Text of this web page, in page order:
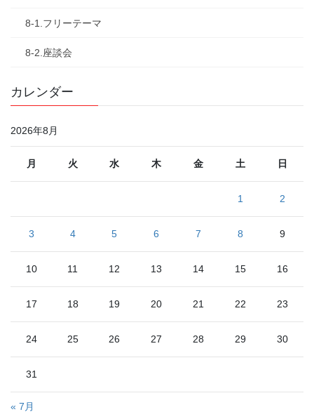
8-1.フリーテーマ
8-2.座談会
カレンダー
2026年8月
月 火 水 木 金 土 日
1 2
3 4 5 6 7 8 9
10 11 12 13 14 15 16
17 18 19 20 21 22 23
24 25 26 27 28 29 30
31
« 7月